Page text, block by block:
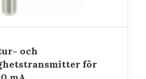
och
för